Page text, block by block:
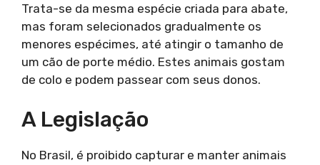
Trata-se da mesma espécie criada para abate,
mas foram selecionados gradualmente os
menores espécimes, até atingir o tamanho de
um cão de porte médio. Estes animais gostam
de colo e podem passear com seus donos.
A Legislação
No Brasil, é proibido capturar e manter animais